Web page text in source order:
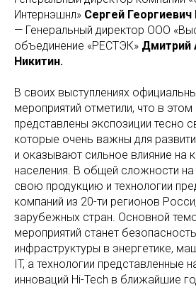
Интернэшнл» Сергей Георгиевич
— Генеральный директор ООО
объединение «РЕСТЭК» Дмитрий
Никитин.
В своих выступлениях
мероприятий отметили, что в
представлены экспозиции тесно
которые очень важны для
и оказывают сильное влияние на
населения. В общей сложности
свою продукцию и технологии
компаний из 20-ти регионов
зарубежных стран. Основной
мероприятий станет
инфраструктуры в энергетике,
IT, а технологии представленные
инноваций Hi-Tech в ближайшие